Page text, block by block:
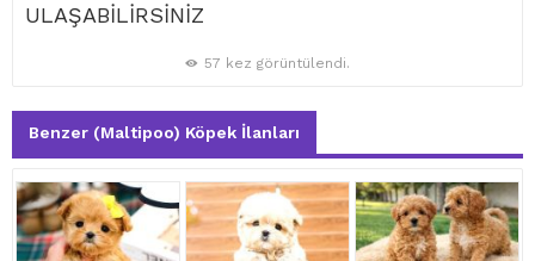
ULAŞABİLİRSİNİZ
57 kez görüntülendi.
Benzer (Maltipoo) Köpek İlanları